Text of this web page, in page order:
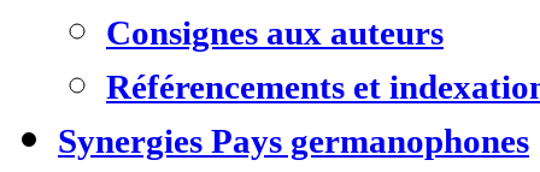
Consignes aux auteurs
Référencements et
Synergies Pays germanophones